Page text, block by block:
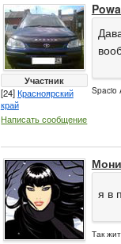
Участник
[24]Красноярский
край
Написать сообщение
Spacio
я в
Так